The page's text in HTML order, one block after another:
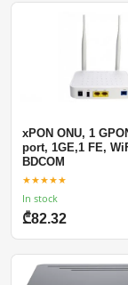
xPON ONU, 1
port, 1GE,1 FE,
BDCOM
★★★★★
In stock
₾82.32